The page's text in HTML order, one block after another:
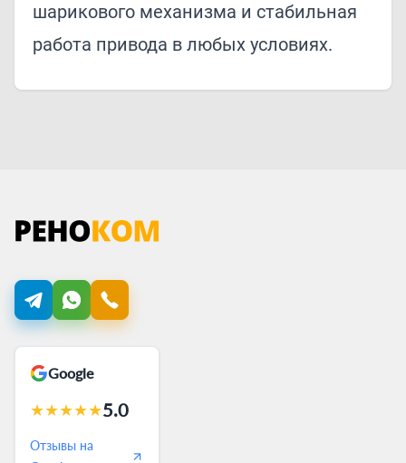
шарикового механизма и стабильная
работа привода в любых условиях.
Google
★★★★★5.0
Отзывы на